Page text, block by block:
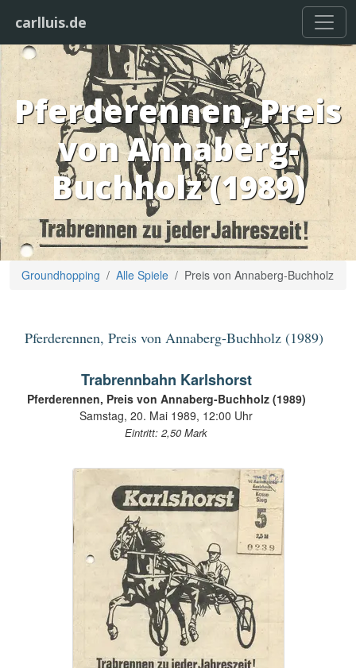
carlluis.de
Pferderennen, Preis
von Annaberg-
Buchholz (1989)
Groundhopping Alle Spiele Preis von Annaberg-Buchholz
Pferderennen, Preis von Annaberg-Buchholz (1989)
Trabrennbahn Karlshorst
Pferderennen, Preis von Annaberg-Buchholz (1989)
Samstag, 20. Mai 1989, 12:00 Uhr
Eintritt: 2,50 Mark